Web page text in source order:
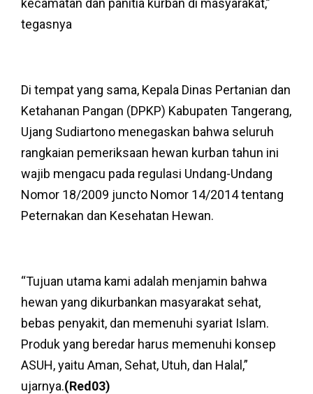
tegasnya
Di tempat yang sama, Kepala Dinas Pertanian dan
Ketahanan Pangan (DPKP) Kabupaten Tangerang,
Ujang Sudiartono menegaskan bahwa seluruh
rangkaian pemeriksaan hewan kurban tahun ini
wajib mengacu pada regulasi Undang-Undang
Nomor 18/2009 juncto Nomor 14/2014 tentang
Peternakan dan Kesehatan Hewan.
“Tujuan utama kami adalah menjamin bahwa
hewan yang dikurbankan masyarakat sehat,
bebas penyakit, dan memenuhi syariat Islam.
Produk yang beredar harus memenuhi konsep
ASUH, yaitu Aman, Sehat, Utuh, dan Halal,”
ujarnya.(Red03)